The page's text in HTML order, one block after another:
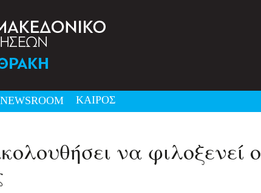
NEWSRΟΟΜ ΚΑΙΡΟΣ
να φιλοξενεί ο